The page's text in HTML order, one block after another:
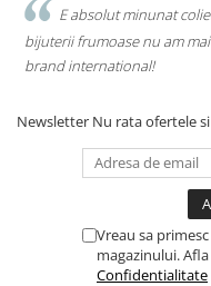
E absolut minunat
bijuterii frumoase nu am
brand international!
Newsletter Nu rata ofertele
Vreau sa
magazinului.
Confidentialitate